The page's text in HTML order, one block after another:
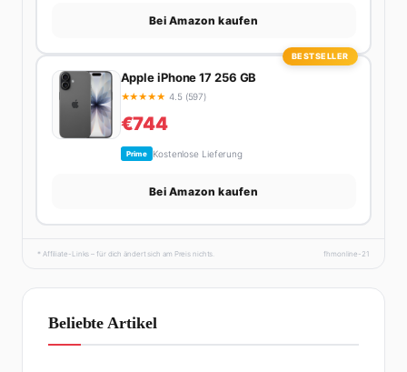
Bei Amazon kaufen
BESTSELLER
Apple iPhone 17 256 GB
★★★★★ 4.5 (597)
€744
Prime Kostenlose Lieferung
Bei Amazon kaufen
* Affiliate-Links – für dich ändert sich am Preis nichts. fhmonline-21
Beliebte Artikel